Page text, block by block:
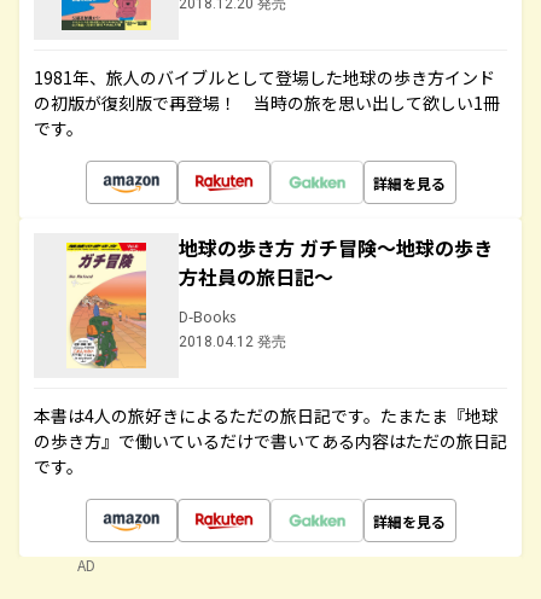
2018.12.20 発売
1981年、旅人のバイブルとして登場した地球の歩き方インド
の初版が復刻版で再登場！ 当時の旅を思い出して欲しい1冊
です。
詳細を見る
地球の歩き方 ガチ冒険～地球の歩き
方社員の旅日記～
D-Books
2018.04.12 発売
本書は4人の旅好きによるただの旅日記です。たまたま『地球
の歩き方』で働いているだけで書いてある内容はただの旅日記
です。
詳細を見る
AD